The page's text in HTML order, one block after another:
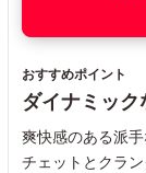
おすすめポイント
ダイナミッ
爽快感のある派
チェットとクラ